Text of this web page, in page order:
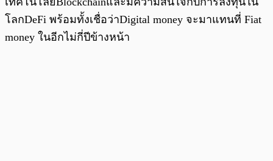
โลกDeFi พร้อมทั้งเชื่อว่าDigital money จะมาแทนที่ Fiat
money ในอีกไม่กี่ปีข้างหน้า